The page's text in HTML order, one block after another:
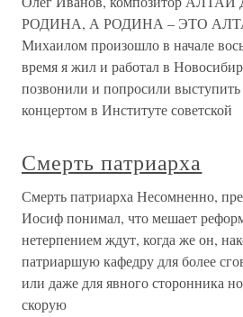
РОДИНА, А РОДИНА – ЭТО
Михаилом произошло в начале
время я жил и работал в
позвонили и попросили выступить
концертом в Институте советской
Смерть патриарха
Смерть патриарха Несомненно,
Иосиф понимал, что мешает
нетерпением ждут, когда же он,
патриаршую кафедру для более
или даже для явного сторонника
скорую